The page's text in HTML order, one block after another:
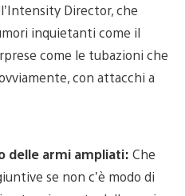
Director, che
inquietanti come il
come le tubazioni che
con attacchi a
delle armi ampliati: Che
se non c’è modo di